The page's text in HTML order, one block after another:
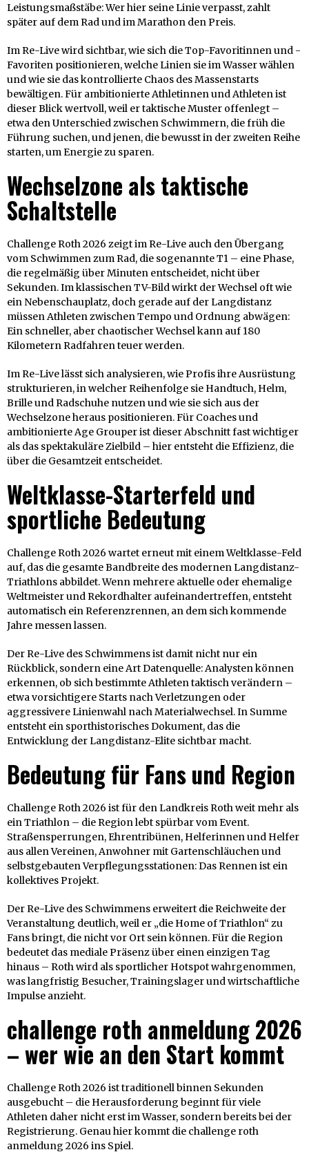
Leistungsmaßstäbe: Wer hier seine Linie verpasst, zahlt
später auf dem Rad und im Marathon den Preis.
Im Re-Live wird sichtbar, wie sich die Top-Favoritinnen und -
Favoriten positionieren, welche Linien sie im Wasser wählen
und wie sie das kontrollierte Chaos des Massenstarts
bewältigen. Für ambitionierte Athletinnen und Athleten ist
dieser Blick wertvoll, weil er taktische Muster offenlegt –
etwa den Unterschied zwischen Schwimmern, die früh die
Führung suchen, und jenen, die bewusst in der zweiten Reihe
starten, um Energie zu sparen.
Wechselzone als taktische
Schaltstelle
Challenge Roth 2026 zeigt im Re-Live auch den Übergang
vom Schwimmen zum Rad, die sogenannte T1 – eine Phase,
die regelmäßig über Minuten entscheidet, nicht über
Sekunden. Im klassischen TV-Bild wirkt der Wechsel oft wie
ein Nebenschauplatz, doch gerade auf der Langdistanz
müssen Athleten zwischen Tempo und Ordnung abwägen:
Ein schneller, aber chaotischer Wechsel kann auf 180
Kilometern Radfahren teuer werden.
Im Re-Live lässt sich analysieren, wie Profis ihre Ausrüstung
strukturieren, in welcher Reihenfolge sie Handtuch, Helm,
Brille und Radschuhe nutzen und wie sie sich aus der
Wechselzone heraus positionieren. Für Coaches und
ambitionierte Age Grouper ist dieser Abschnitt fast wichtiger
als das spektakuläre Zielbild – hier entsteht die Effizienz, die
über die Gesamtzeit entscheidet.
Weltklasse-Starterfeld und
sportliche Bedeutung
Challenge Roth 2026 wartet erneut mit einem Weltklasse-Feld
auf, das die gesamte Bandbreite des modernen Langdistanz-
Triathlons abbildet. Wenn mehrere aktuelle oder ehemalige
Weltmeister und Rekordhalter aufeinandertreffen, entsteht
automatisch ein Referenzrennen, an dem sich kommende
Jahre messen lassen.
Der Re-Live des Schwimmens ist damit nicht nur ein
Rückblick, sondern eine Art Datenquelle: Analysten können
erkennen, ob sich bestimmte Athleten taktisch verändern –
etwa vorsichtigere Starts nach Verletzungen oder
aggressivere Linienwahl nach Materialwechsel. In Summe
entsteht ein sporthistorisches Dokument, das die
Entwicklung der Langdistanz-Elite sichtbar macht.
Bedeutung für Fans und Region
Challenge Roth 2026 ist für den Landkreis Roth weit mehr als
ein Triathlon – die Region lebt spürbar vom Event.
Straßensperrungen, Ehrentribünen, Helferinnen und Helfer
aus allen Vereinen, Anwohner mit Gartenschläuchen und
selbstgebauten Verpflegungsstationen: Das Rennen ist ein
kollektives Projekt.
Der Re-Live des Schwimmens erweitert die Reichweite der
Veranstaltung deutlich, weil er „die Home of Triathlon“ zu
Fans bringt, die nicht vor Ort sein können. Für die Region
bedeutet das mediale Präsenz über einen einzigen Tag
hinaus – Roth wird als sportlicher Hotspot wahrgenommen,
was langfristig Besucher, Trainingslager und wirtschaftliche
Impulse anzieht.
challenge roth anmeldung 2026
– wer wie an den Start kommt
Challenge Roth 2026 ist traditionell binnen Sekunden
ausgebucht – die Herausforderung beginnt für viele
Athleten daher nicht erst im Wasser, sondern bereits bei der
Registrierung. Genau hier kommt die challenge roth
anmeldung 2026 ins Spiel.